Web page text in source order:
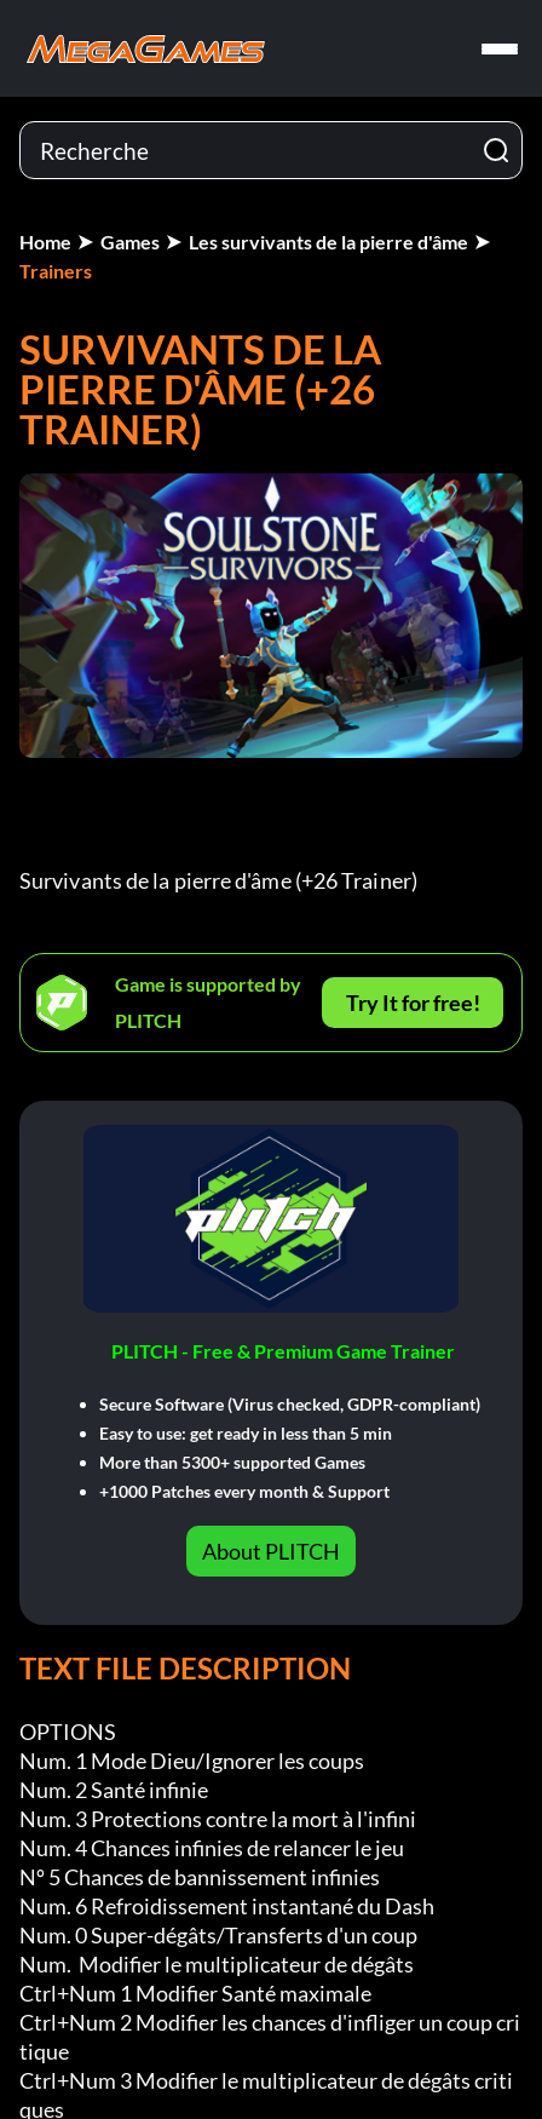
Home Games
Les survivants de la pierre d'âme
Trainers
SURVIVANTS DE LA
PIERRE D'ÂME (+26
TRAINER)
Survivants de la pierre d'âme (+26 Trainer)
Game is supported by
PLITCH
Try It for free!
PLITCH - Free & Premium Game Trainer
Secure Software (Virus checked, GDPR-compliant)
Easy to use: get ready in less than 5 min
More than 5300+ supported Games
+1000 Patches every month & Support
About PLITCH
TEXT FILE DESCRIPTION
OPTIONS
Num. 1 Mode Dieu/Ignorer les coups
Num. 2 Santé infinie
Num. 3 Protections contre la mort à l'infini
Num. 4 Chances infinies de relancer le jeu
Nº 5 Chances de bannissement infinies
Num. 6 Refroidissement instantané du Dash
Num. 0 Super-dégâts/Transferts d'un coup
Num.  Modifier le multiplicateur de dégâts
Ctrl+Num 1 Modifier Santé maximale
Ctrl+Num 2 Modifier les chances d'infliger un coup cri
tique
Ctrl+Num 3 Modifier le multiplicateur de dégâts criti
ques